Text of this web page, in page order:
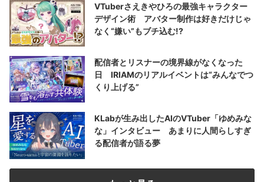
VTuberさえきやひろの最強キャラクター
デザイン術 アバター制作は好きだけじゃ
なく“嫌い”もブチ込む!?
配信者とリスナーの境界線がなくなった
日 IRIAMのリアルイベントは“みんなでつ
くり上げる”
KLabが生み出したAIのVTuber「ゆめみな
な」インタビュー あまりに人間らしすぎ
る配信者が語る夢